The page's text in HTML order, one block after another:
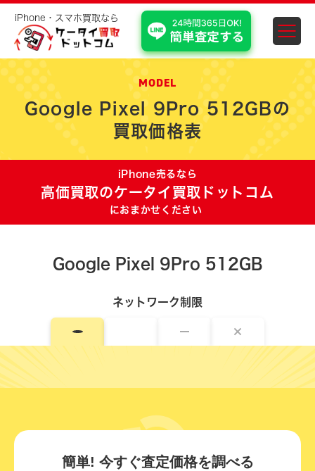
iPhone・スマホ買取なら
スマホ・iPhone買取 埼玉・
MODEL
Google Pixel 9Pro 512GBの
買取価格表
iPhone売るなら
高価買取のケータイ買取ドットコム
におまかせください
Google Pixel 9Pro 512GB
ネットワーク制限
簡単! 今すぐ査定価格を調べる